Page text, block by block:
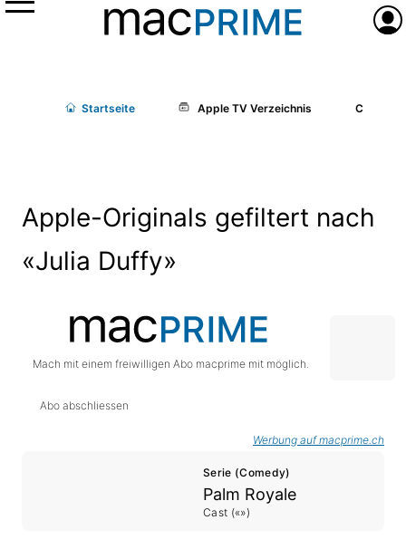
Menü
Startseite Apple TV Verzeichnis Cast/
Apple-Originals gefiltert nach
«Julia Duffy»
Mach mit einem freiwilligen Abo macprime mit möglich.
Abo abschliessen
Werbung auf macprime.ch
Serie (Comedy)
Palm Royale
Cast («»)